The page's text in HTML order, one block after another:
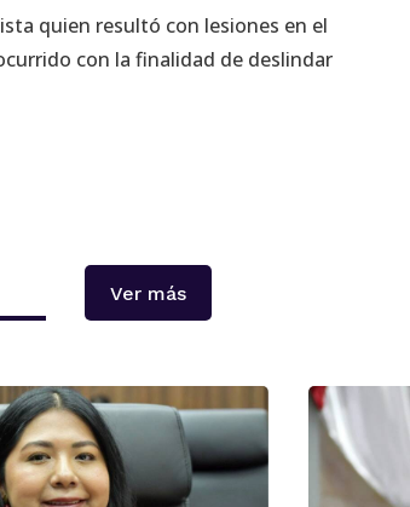
quien resultó con lesiones en el
con la finalidad de deslindar
Ver más